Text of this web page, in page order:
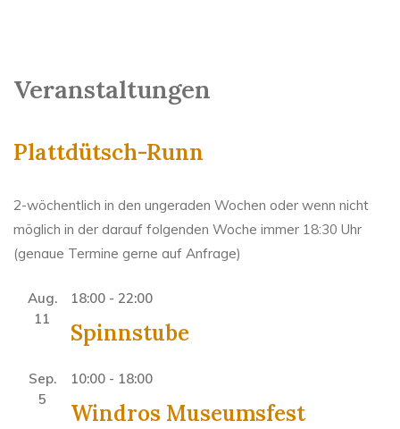
Veranstaltungen
Plattdütsch-Runn
2-wöchentlich in den ungeraden Wochen oder wenn nicht
möglich in der darauf folgenden Woche immer 18:30 Uhr
(genaue Termine gerne auf Anfrage)
Aug.
11
18:00 - 22:00
Spinnstube
Sep.
5
10:00 - 18:00
Windros Museumsfest